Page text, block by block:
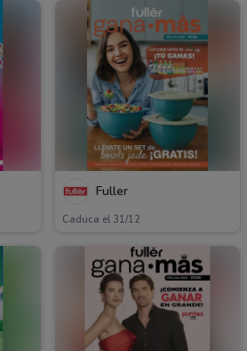
Fuller
Caduca el 31/12